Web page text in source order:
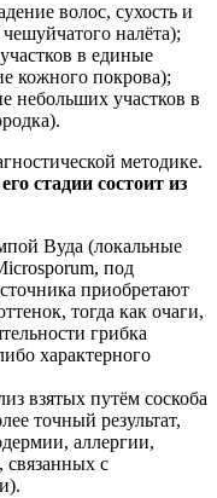
волос, сухость и
налёта);
в единые
кожного покрова);
небольших участков в
методике.
стадии состоит из
Вуда (локальные
под
приобретают
тогда как очаги,
грибка
характерного
взятых путём соскоба
точный результат,
аллергии,
связанных с